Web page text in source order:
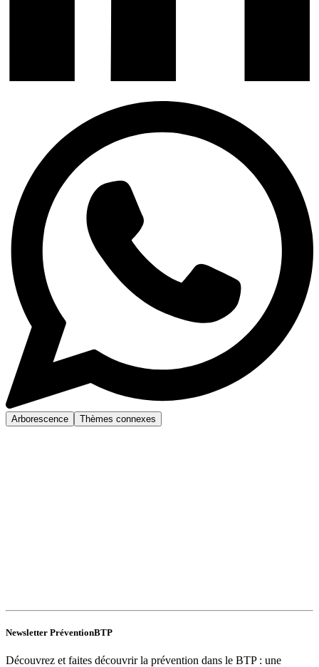
Arborescence Thèmes connexes
Newsletter PréventionBTP
Découvrez et faites découvrir la prévention dans le BTP : une